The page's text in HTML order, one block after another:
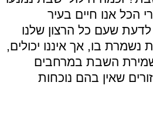
הכל אנו חיים בעיר
לדעת שעם כל הרצון שלנו
בו, אך איננו יכולים,
השבת במרחבים
שאין בהם נוכחות